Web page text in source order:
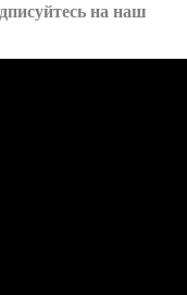
на наш